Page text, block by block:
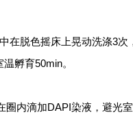
在脱色摇床上晃动洗涤3
孵育50min。
圈内滴加DAPI染液，避光